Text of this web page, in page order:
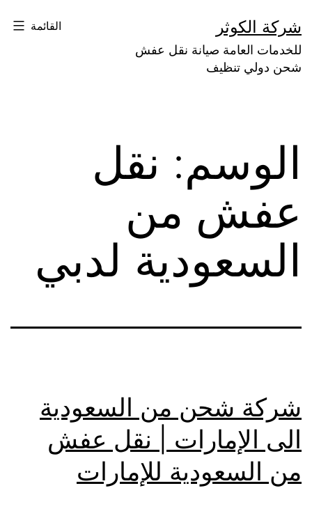
إلى
المحتوى
شركة الكوثر
للخدمات العامة صيانة نقل عفش
شحن دولي تنظيف
القائمة
الوسم: نقل
عفش من
السعودية لدبي
شركة شحن من السعودية
الى الإمارات | نقل عفش
من السعودية للإمارات